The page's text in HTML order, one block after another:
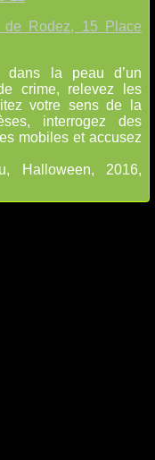
de Rodez, 15 Place
la peau d’un
crime, relevez les
votre sens de la
interrogez des
mobiles et accusez
, Halloween, 2016,